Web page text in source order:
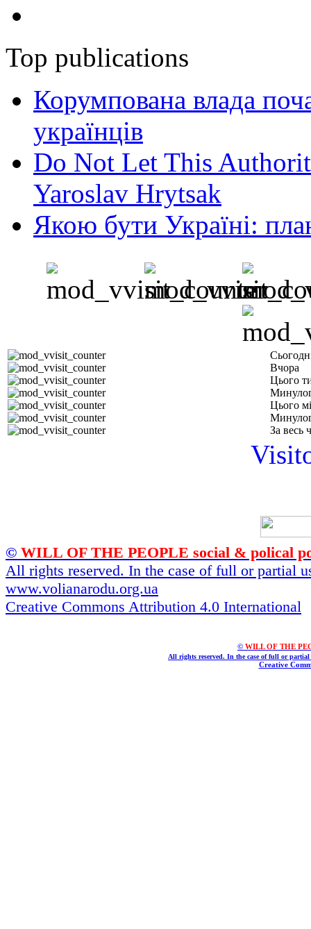
Top publications
Корумпована влада
українців
Do Not Let This
Yaroslav Hrytsak
Якою бути Україні:
Вчора
Цього
Цього
За весь
© WILL OF THE PEOPLE social & polical
All rights reserved. In the case of full or partial
www.volianarodu.org.ua
Creative Commons Attribution 4.0 International
© WILL OF THE
All rights reserved. In the case of full or
Creative